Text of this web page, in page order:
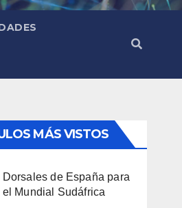
MÁS VISTOS
Dorsales de España para
el Mundial Sudáfrica